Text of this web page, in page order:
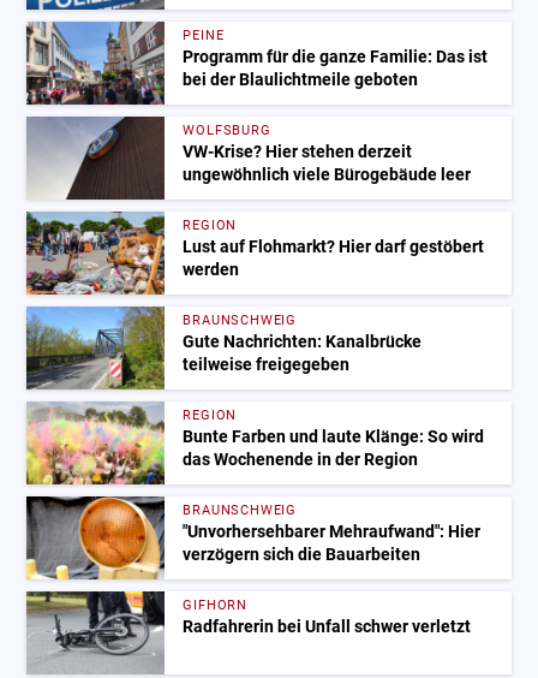
PEINE
Programm für die ganze Familie: Das ist
bei der Blaulichtmeile geboten
WOLFSBURG
VW-Krise? Hier stehen derzeit
ungewöhnlich viele Bürogebäude leer
REGION
Lust auf Flohmarkt? Hier darf gestöbert
werden
BRAUNSCHWEIG
Gute Nachrichten: Kanalbrücke
teilweise freigegeben
REGION
Bunte Farben und laute Klänge: So wird
das Wochenende in der Region
BRAUNSCHWEIG
"Unvorhersehbarer Mehraufwand": Hier
verzögern sich die Bauarbeiten
GIFHORN
Radfahrerin bei Unfall schwer verletzt